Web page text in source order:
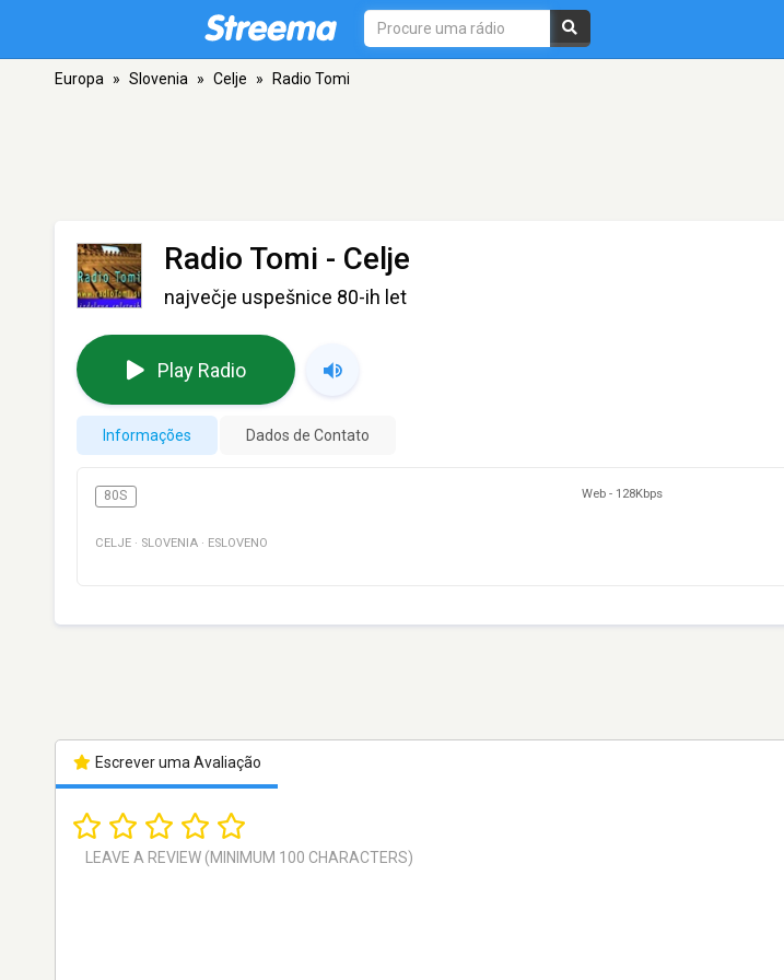
Europa » Slovenia » Celje » Radio Tomi
Radio Tomi - Celje
največje uspešnice 80-ih let
Play Radio
Informações Dados de Contato
80S Web - 128Kbps
CELJE · SLOVENIA · ESLOVENO
Escrever uma Avaliação